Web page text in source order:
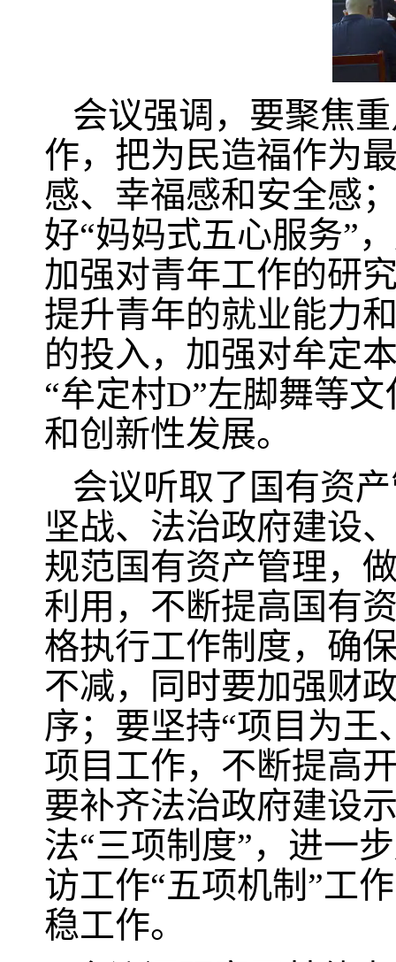
会议强调，要聚焦
作，把为民造福作为
感、幸福感和安全感
好“妈妈式五心服务”
加强对青年工作的研
提升青年的就业能力
的投入，加强对牟定
“牟定村D”左脚舞等
和创新性发展。
会议听取了国有资
坚战、法治政府建设
规范国有资产管理，
利用，不断提高国有
格执行工作制度，确
不减，同时要加强财
序；要坚持“项目为
项目工作，不断提高
要补齐法治政府建设
法“三项制度”，进一
访工作“五项机制”工
稳工作。